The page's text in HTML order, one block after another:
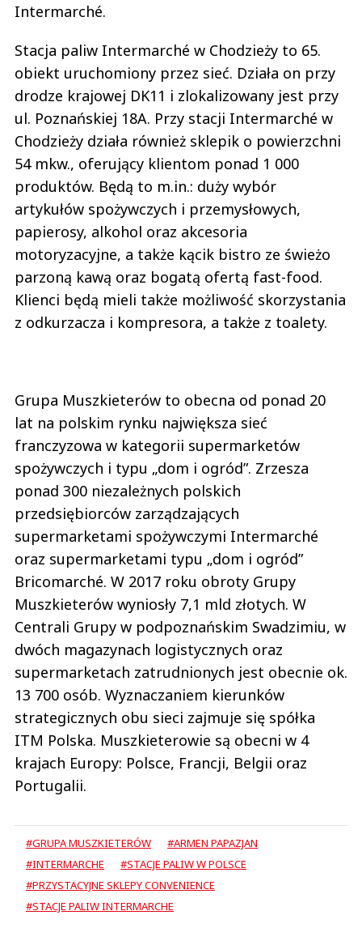
Intermarché.
Stacja paliw Intermarché w Chodzieży to 65.
obiekt uruchomiony przez sieć. Działa on przy
drodze krajowej DK11 i zlokalizowany jest przy
ul. Poznańskiej 18A. Przy stacji Intermarché w
Chodzieży działa również sklepik o powierzchni
54 mkw., oferujący klientom ponad 1 000
produktów. Będą to m.in.: duży wybór
artykułów spożywczych i przemysłowych,
papierosy, alkohol oraz akcesoria
motoryzacyjne, a także kącik bistro ze świeżo
parzoną kawą oraz bogatą ofertą fast-food.
Klienci będą mieli także możliwość skorzystania
z odkurzacza i kompresora, a także z toalety.
Grupa Muszkieterów to obecna od ponad 20
lat na polskim rynku największa sieć
franczyzowa w kategorii supermarketów
spożywczych i typu „dom i ogród”. Zrzesza
ponad 300 niezależnych polskich
przedsiębiorców zarządzających
supermarketami spożywczymi Intermarché
oraz supermarketami typu „dom i ogród”
Bricomarché. W 2017 roku obroty Grupy
Muszkieterów wyniosły 7,1 mld złotych. W
Centrali Grupy w podpoznańskim Swadzimiu, w
dwóch magazynach logistycznych oraz
supermarketach zatrudnionych jest obecnie ok.
13 700 osób. Wyznaczaniem kierunków
strategicznych obu sieci zajmuje się spółka
ITM Polska. Muszkieterowie są obecni w 4
krajach Europy: Polsce, Francji, Belgii oraz
Portugalii.
#GRUPA MUSZKIETERÓW
#ARMEN PAPAZJAN
#INTERMARCHE
#STACJE PALIW W POLSCE
#PRZYSTACYJNE SKLEPY CONVENIENCE
#STACJE PALIW INTERMARCHE